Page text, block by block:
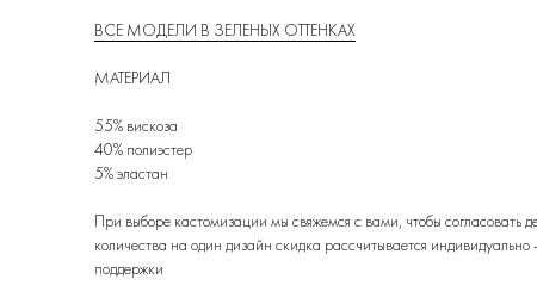
ВСЕ МОДЕЛИ В ЗЕЛЕНЫХ ОТТЕНКАХ
МАТЕРИАЛ
55% вискоза
40% полиэстер
5% эластан
При выборе кастомизации мы свяжемся с вами, чтобы согласовать
количества на один дизайн скидка рассчитывается
поддержки